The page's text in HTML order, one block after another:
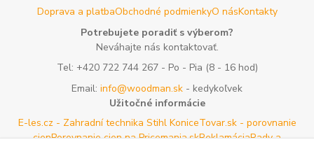
Doprava a platbaObchodné podmienkyO násKontakty
Potrebujete poradiť s výberom?
Neváhajte nás kontaktovať.
Tel: +420 722 744 267- Po - Pia (8 - 16 hod)
Email: info@woodman.sk - kedykoľvek
Užitočné informácie
E-les.cz - Zahradní technika Stihl KoniceTovar.sk - porovnanie
cienPorovnanie cien na Pricemania.skReklamáciaRady a